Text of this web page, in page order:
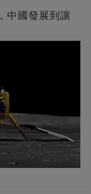
中國發展到讓